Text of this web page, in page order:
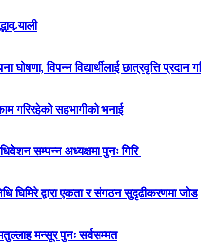
र्‍याली
विपन्न विद्यार्थीलाई छात्रवृत्ति प्रदान
गरिरहेको सहभागीको भनाई
सम्पन्न अध्यक्षमा पुनः गिरि
घिमिरे द्वारा एकता र संगठन सुदृढीकरणमा जोड
मन्सूर पुनः सर्वसम्मत